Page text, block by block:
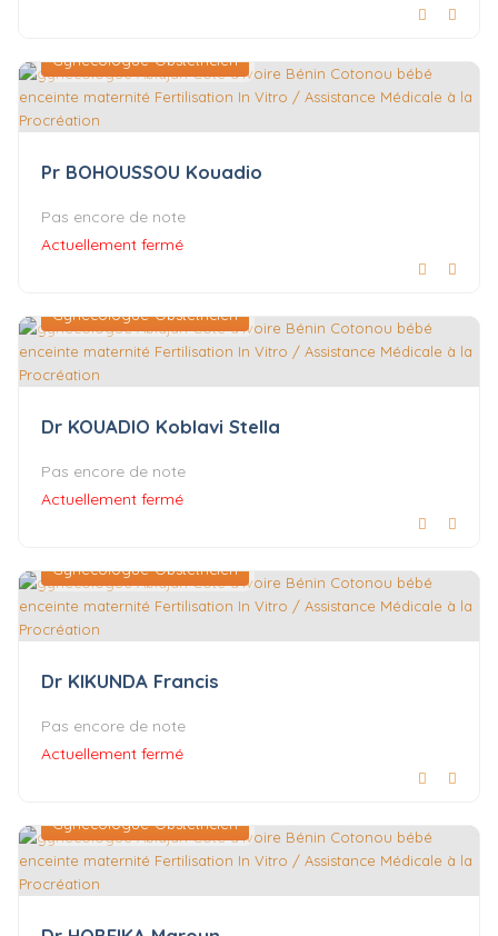
Gynécologue-Obstétricien
Pr BOHOUSSOU Kouadio
Pas encore de note
Actuellement fermé
Gynécologue-Obstétricien
Dr KOUADIO Koblavi Stella
Pas encore de note
Actuellement fermé
Gynécologue-Obstétricien
Dr KIKUNDA Francis
Pas encore de note
Actuellement fermé
Gynécologue-Obstétricien